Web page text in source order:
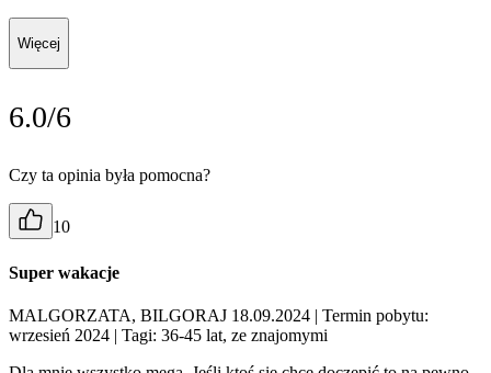
Więcej
6.0/6
Czy ta opinia była pomocna?
10
Super wakacje
MALGORZATA, BILGORAJ 18.09.2024 | Termin pobytu:
wrzesień 2024 | Tagi: 36-45 lat, ze znajomymi